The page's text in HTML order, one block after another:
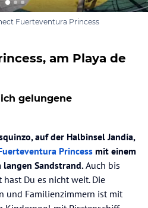
Fuerteventura Princess
am Playa de
gelungene
auf der Halbinsel Jandía,
Princess mit einem
Sandstrand.Auch bis
Du es nicht weit. Die
und Familienzimmern ist mit